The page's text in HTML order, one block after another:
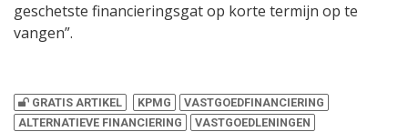
geschetste financieringsgat op korte termijn op te
vangen”.
GRATIS ARTIKEL KPMG
VASTGOEDFINANCIERING
ALTERNATIEVE FINANCIERING
VASTGOEDLENINGEN